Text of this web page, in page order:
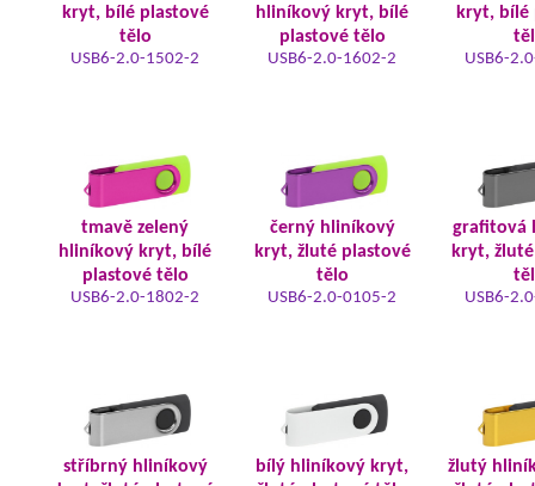
kryt, bílé plastové
tělo
USB6-2.0-1502-2
hliníkový kryt, bílé
plastové tělo
USB6-2.0-1602-2
kryt, bílé
USB6-
tmavě zelený
hliníkový kryt, bílé
plastové tělo
USB6-2.0-1802-2
černý hliníkový
kryt, žluté plastové
tělo
USB6-2.0-0105-2
grafitová
kryt,
USB6-
stříbrný hliníkový
bílý hliníkový kryt,
žlutý